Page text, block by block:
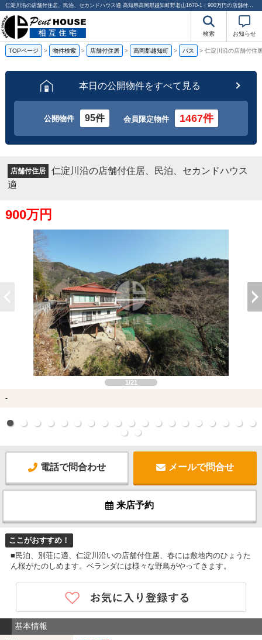
仁淀川沿の店舗付住居、民泊、セカンドハウス適 高知県高岡郡越知町野老山1670-1｜900万円の店舗付住居｜分譲マンション情報｜相互住宅
検索 お知らせ
TOPページ > 物件検索 > 店舗付住居 > 高岡郡越知町 > バス > 仁淀川沿の店舗付住
本日の公開物件をすべて見る
公開物件 95件 会員限定物件 1467件
店舗付住居
仁淀川沿の店舗付住居、民泊、セカンドハウス
適
900万円
1/21
-
電話で問合わせ メールで問合せ
来店予約
ここがおすすめ！
■民泊、別荘に適、仁淀川沿いの店舗付住居、春には敷地内のひょうた
ん桜がたのしめます。ベランダには様々な野鳥がやってきます。
基本情報